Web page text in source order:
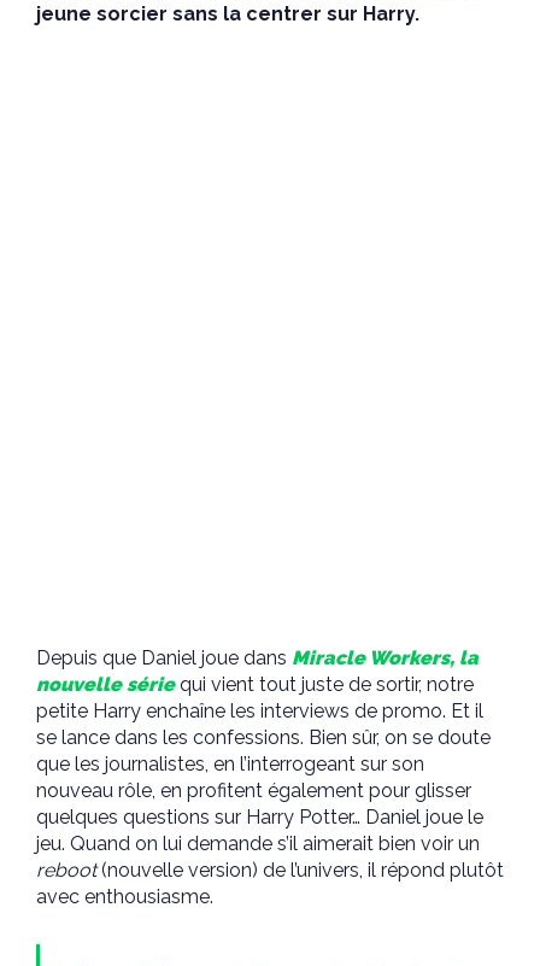
jeune sorcier sans la centrer sur Harry.
Depuis que Daniel joue dans Miracle Workers, la
nouvelle sériequi vient tout juste de sortir, notre
petite Harry enchaîne les interviews de promo. Et il
se lance dans les confessions. Bien sûr, on se doute
que les journalistes, en l’interrogeant sur son
nouveau rôle, en profitent également pour glisser
quelques questions sur Harry Potter… Daniel joue le
jeu. Quand on lui demande s’il aimerait bien voir un
reboot(nouvelle version) de l’univers, il répond plutôt
avec enthousiasme.